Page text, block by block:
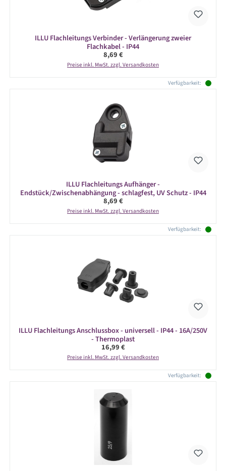
ILLU Flachleitungs Verbinder - Verlängerung zweier
Flachkabel - IP44
Regulärer Preis:
8,69 €
Preise inkl. MwSt. zzgl. Versandkosten
Verfügbarkeit:
ILLU Flachleitungs Aufhänger -
Endstück/Zwischenabhängung - schlagfest, UV Schutz - IP44
Regulärer Preis:
8,69 €
Preise inkl. MwSt. zzgl. Versandkosten
Verfügbarkeit:
ILLU Flachleitungs Anschlussbox - universell - IP44 - 16A/250V
- Thermoplast
Regulärer Preis:
16,99 €
Preise inkl. MwSt. zzgl. Versandkosten
Verfügbarkeit: